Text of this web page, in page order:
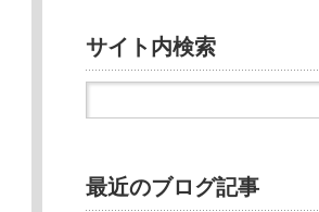
サイト内検索
最近のブログ記事